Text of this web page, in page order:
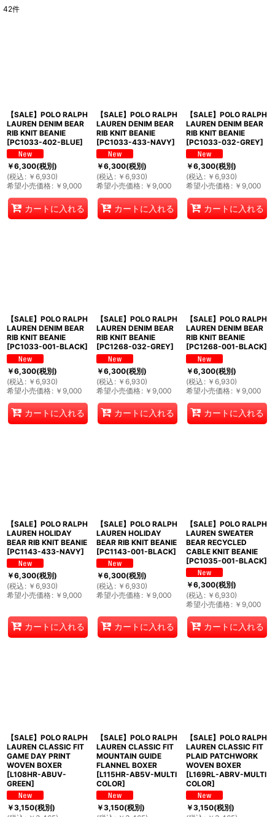
42件
【SALE】POLO RALPH
LAUREN DENIM BEAR
RIB KNIT BEANIE
[PC1033-402-BLUE]
￥6,300(税別)
(税込 : ￥ 6,930)
希望小売価格: ￥ 9,000
カートに入れる
【SALE】POLO RALPH
LAUREN DENIM BEAR
RIB KNIT BEANIE
[PC1033-433-NAVY]
￥6,300(税別)
(税込 : ￥ 6,930)
希望小売価格: ￥ 9,000
カートに入れる
【SALE】POLO RALPH
LAUREN DENIM BEAR
RIB KNIT BEANIE
[PC1033-032-GREY]
￥6,300(税別)
(税込 : ￥ 6,930)
希望小売価格: ￥ 9,000
カートに入れる
【SALE】POLO RALPH
LAUREN DENIM BEAR
RIB KNIT BEANIE
[PC1033-001-BLACK]
￥6,300(税別)
(税込 : ￥ 6,930)
希望小売価格: ￥ 9,000
カートに入れる
【SALE】POLO RALPH
LAUREN DENIM BEAR
RIB KNIT BEANIE
[PC1268-032-GREY]
￥6,300(税別)
(税込 : ￥ 6,930)
希望小売価格: ￥ 9,000
カートに入れる
【SALE】POLO RALPH
LAUREN DENIM BEAR
RIB KNIT BEANIE
[PC1268-001-BLACK]
￥6,300(税別)
(税込 : ￥ 6,930)
希望小売価格: ￥ 9,000
カートに入れる
【SALE】POLO RALPH
LAUREN HOLIDAY
BEAR RIB KNIT BEANIE
[PC1143-433-NAVY]
￥6,300(税別)
(税込 : ￥ 6,930)
希望小売価格: ￥ 9,000
カートに入れる
【SALE】POLO RALPH
LAUREN HOLIDAY
BEAR RIB KNIT BEANIE
[PC1143-001-BLACK]
￥6,300(税別)
(税込 : ￥ 6,930)
希望小売価格: ￥ 9,000
カートに入れる
【SALE】POLO RALPH
LAUREN SWEATER
BEAR RECYCLED
CABLE KNIT BEANIE
[PC1035-001-BLACK]
￥6,300(税別)
(税込 : ￥ 6,930)
希望小売価格: ￥ 9,000
カートに入れる
【SALE】POLO RALPH
LAUREN CLASSIC FIT
GAME DAY PRINT
WOVEN BOXER
[L108HR-ABUV-
GREEN]
￥3,150(税別)
【SALE】POLO RALPH
LAUREN CLASSIC FIT
MOUNTAIN GUIDE
FLANNEL BOXER
[L115HR-AB5V-MULTI
COLOR]
￥3,150(税別)
【SALE】POLO RALPH
LAUREN CLASSIC FIT
PLAID PATCHWORK
WOVEN BOXER
[L169RL-ABRV-MULTI
COLOR]
￥3,150(税別)